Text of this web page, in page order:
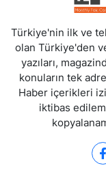
Türkiye'nin ilk ve
olan Türkiye'den
yazıları,
konuların tek
Haber içerikleri
iktibas